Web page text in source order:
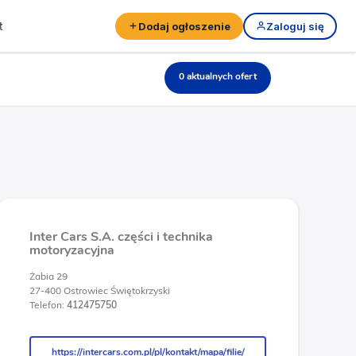
Dodaj ogłoszenie Zaloguj się
0 aktualnych ofert
Inter Cars S.A. części i technika
motoryzacyjna
Żabia 29
27-400 Ostrowiec Świętokrzyski
Telefon: 412475750
https://intercars.com.pl/pl/kontakt/mapa/filie/
https://intercars.com.pl/pl/kontakt/mapa/filie/